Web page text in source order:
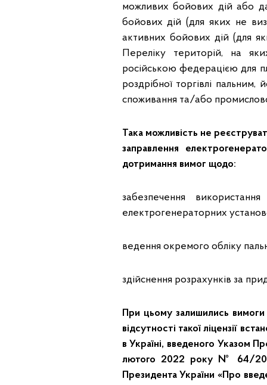
можливих бойових дій або
бойових дій (для яких не
активних бойових дій (для
Переліку територій, на
російською федерацією для
роздрібної торгівлі
споживання та/або
Така можливість не
заправлення
дотримання вимог щодо:
забезпечення
електрогенераторних
ведення окремого обліку
здійснення розрахунків за
При цьому залишились вимоги
відсутності такої ліцензії
в Україні, введеного Указом
лютого 2022 року № 64/
Президента України «Про